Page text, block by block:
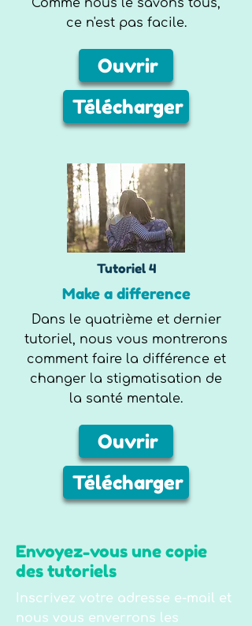
Comme nous le savons tous,
ce n'est pas facile.
Ouvrir
Télécharger
Tutoriel 4
Make a difference
Dans le quatrième et dernier
tutoriel, nous vous montrerons
comment faire la différence et
changer la stigmatisation de
la santé mentale.
Ouvrir
Télécharger
Envoyez-vous une copie
des tutoriels
Inscrivez votre adresse e-mail et
nous vous enverrons les